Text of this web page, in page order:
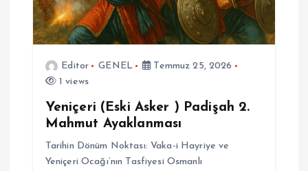
s
Editor GENEL
Temmuz 25, 2026
1 views
Yeniçeri (Eski Asker ) Padişah 2.
Mahmut Ayaklanması
Tarihin Dönüm Noktası: Vaka-i Hayriye ve
Yeniçeri Ocağı’nın Tasfiyesi Osmanlı